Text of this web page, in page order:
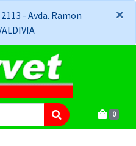
- Avda. Ramon
×
×
0